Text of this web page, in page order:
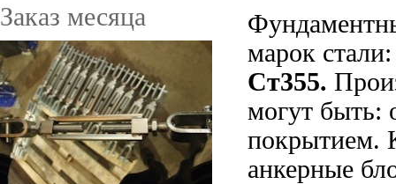
марок стали:
Ст355.
могут быть:
покрытием.
анкерные
Заказ месяца